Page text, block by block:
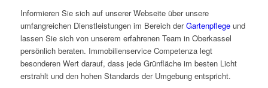
Informieren Sie sich auf unserer Webseite über unsere
umfangreichen Dienstleistungen im Bereich derGartenpflegeund
lassen Sie sich von unserem erfahrenen Team in Oberkassel
persönlich beraten. Immobilienservice Competenza legt
besonderen Wert darauf, dass jede Grünfläche im besten Licht
erstrahlt und den hohen Standards der Umgebung entspricht.